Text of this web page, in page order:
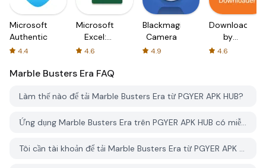
Microsoft
Authenticator
4.4
Microsoft
Excel:
Spreadsheets
4.6
Blackmagic
Camera
4.9
Downloader
by
AFTVnews
4.6
Marble Busters Era FAQ
Làm thế nào để tải Marble Busters Era từ PGYER APK HUB?
Ứng dụng Marble Busters Era trên PGYER APK HUB có miễn phí không?
Tôi cần tài khoản để tải Marble Busters Era từ PGYER APK HUB không?